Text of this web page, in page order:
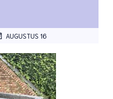
AUGUSTUS 16